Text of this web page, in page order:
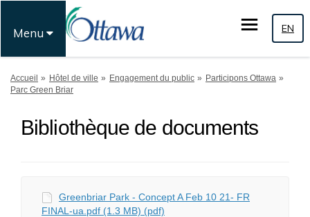
Menu EN
Vous êtes ici:
Accueil Hôtel de ville Engagement du public
Participons Ottawa
Parc Green Briar
Bibliothèque de documents
Greenbriar Park - Concept A Feb 10 21- FR
FINAL-ua.pdf (1.3 MB) (pdf)